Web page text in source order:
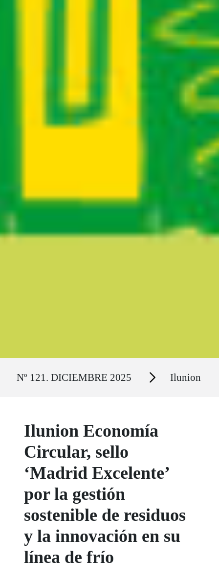
Nº 121. DICIEMBRE 2025 Secciones Ilunion
Ilunion Economía
Circular, sello
‘Madrid Excelente’
por la gestión
sostenible de residuos
y la innovación en su
línea de frío